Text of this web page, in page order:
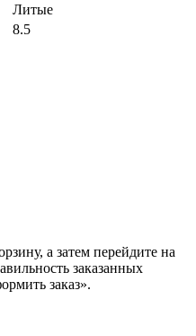
Литые
8.5
а затем перейдите на
заказанных
заказ».